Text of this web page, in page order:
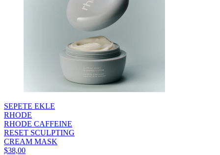
SEPETE EKLE
RHODE
RHODE CAFFEINE
RESET SCULPTING
CREAM MASK
$38,00